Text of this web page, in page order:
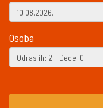
Osoba